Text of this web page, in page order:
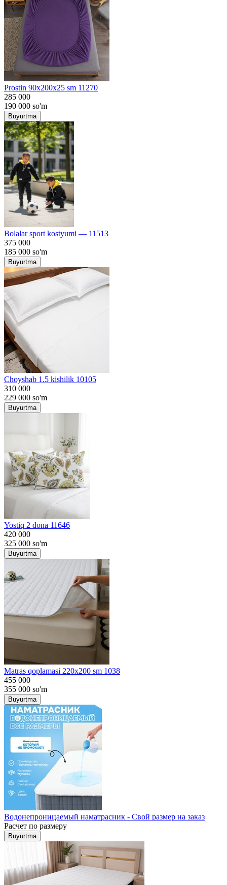
Prostin 90x200x25 sm 11270
285 000
190 000 so'm
Buyurtma
Bolalar sport kostyumi — 11513
375 000
185 000 so'm
Buyurtma
Choyshab 1.5 kishilik 10105
310 000
229 000 so'm
Buyurtma
Yostiq 2 dona 11646
420 000
325 000 so'm
Buyurtma
Matras qoplamasi 220x200 sm 1038
455 000
355 000 so'm
Buyurtma
Водонепроницаемый наматрасник - Свой размер на заказ
Расчет по размеру
Buyurtma